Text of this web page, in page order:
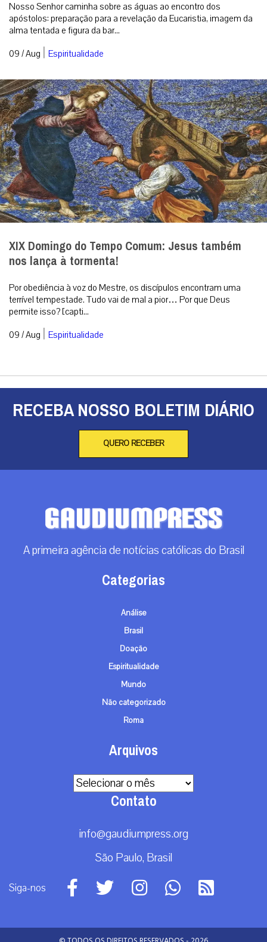
Nosso Senhor caminha sobre as águas ao encontro dos
apóstolos: preparação para a revelação da Eucaristia, imagem da
alma tentada e figura da bar...
09 / Aug | Espiritualidade
XIX Domingo do Tempo Comum: Jesus também
nos lança à tormenta!
Por obediência à voz do Mestre, os discípulos encontram uma
terrível tempestade. Tudo vai de mal a pior… Por que Deus
permite isso? [capti...
09 / Aug | Espiritualidade
RECEBA NOSSO BOLETIM DIÁRIO
QUERO RECEBER
A primeira agência de notícias católicas do Brasil
Categorias
Análise
Brasil
Doação
Espiritualidade
Mundo
Não categorizado
Roma
Arquivos
Arquivos
Contato
info@gaudiumpress.org
São Paulo, Brasil
Siga-nos